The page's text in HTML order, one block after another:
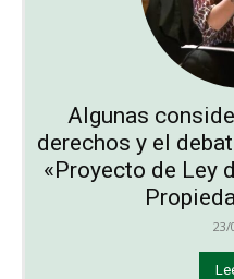
Algunas
derechos y el
«Proyecto de Ley
23/